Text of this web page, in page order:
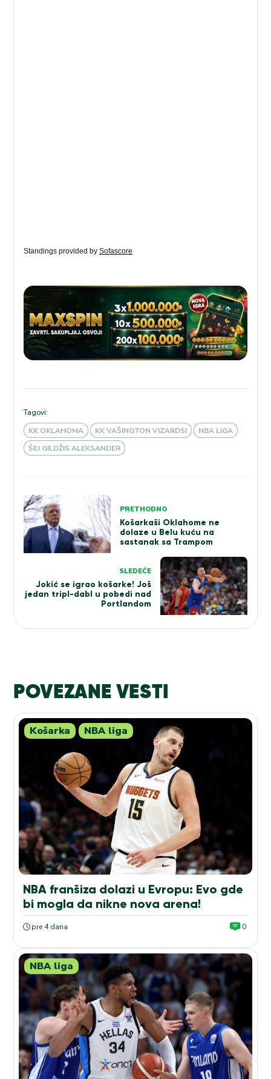
Standings provided by Sofascore
Tagovi:
KK OKLAHOMA
KK VAŠINGTON VIZARDSI
NBA LIGA
ŠEJ GILDŽIS ALEKSANDER
Kretanje
članka
PRETHODNO
Košarkaši Oklahome ne
dolaze u Belu kuću na
sastanak sa Trampom
SLEDEĆE
Jokić se igrao košarke! Još
jedan tripl-dabl u pobedi nad
Portlandom
POVEZANE VESTI
Košarka NBA liga
NBA franšiza dolazi u Evropu: Evo gde
bi mogla da nikne nova arena!
pre 4 dana 0
NBA liga